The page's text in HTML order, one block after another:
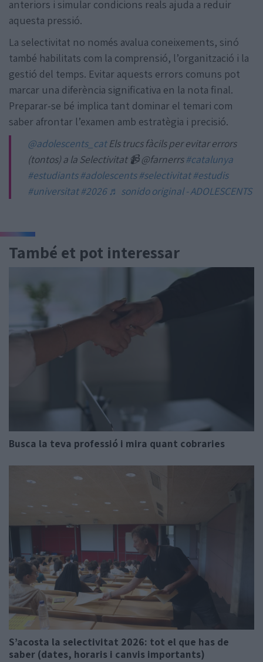
anteriors i simular condicions reals ajuda a reduir
aquesta pressió.
La selectivitat no només avalua coneixements, sinó
també habilitats com la comprensió, l’organització i la
gestió del temps. Evitar aquests errors comuns pot
marcar una diferència significativa en la nota final.
Preparar-se bé implica tant dominar el temari com
saber afrontar l’examen amb estratègia i precisió.
@adolescents_catEls trucs fàcils per evitar errors
(tontos) a la Selectivitat 📹 @farnerrs#catalunya
#estudiants #adolescents #selectivitat #estudis
#universitat #2026 ♬ sonido original - ADOLESCENTS
També et pot interessar
Busca la teva professió i mira quant cobraries
S’acosta la selectivitat 2026: tot el que has de
saber (dates, horaris i canvis importants)